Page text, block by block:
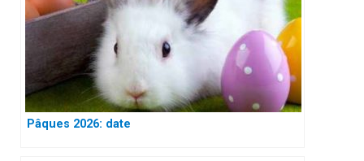
Pâques 2026: date